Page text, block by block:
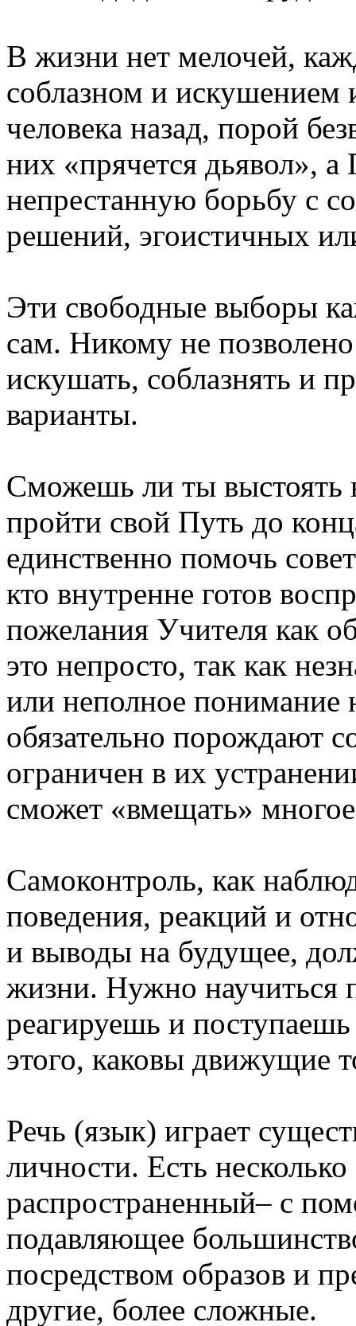
В жизни нет мелочей,
соблазном и искушением
человека назад, порой
них «прячется дьявол», а
непрестанную борьбу с
решений, эгоистичных
Эти свободные выборы
сам. Никому не
искушать, соблазнять и
варианты.
Сможешь ли ты выстоять
пройти свой Путь до
единственно помочь
кто внутренне готов
пожелания Учителя как
это непросто, так как
или неполное понимание
обязательно порождают
ограничен в их
сможет «вмещать»
Самоконтроль, как
поведения, реакций и
и выводы на будущее,
жизни. Нужно научиться
реагируешь и
этого, каковы движущие
Речь (язык) играет
личности. Есть
распространенный– с
подавляющее
посредством образов и
другие, более сложные.